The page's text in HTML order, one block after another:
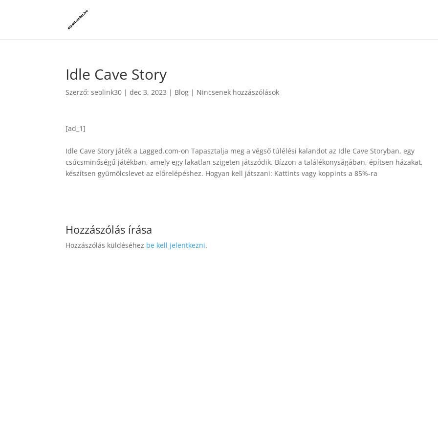
Idle Cave Story
Szerző:seolink30 |dec 3, 2023 | Blog | Nincsenek hozzászólások
[ad_1]
Idle Cave Story játék a Lagged.com-on Tapasztalja meg a végső túlélési kalandot az Idle Cave Storyban, egy
csúcsminőségű játékban, amely egy lakatlan szigeten játszódik. Bízzon a találékonyságában, építsen házakat,
készítsen gyümölcslevet az előrelépéshez. Hogyan kell játszani: Kattints vagy koppints a 85%-ra
Hozzászólás írása
Hozzászólás küldéséhez be kell jelentkezni.